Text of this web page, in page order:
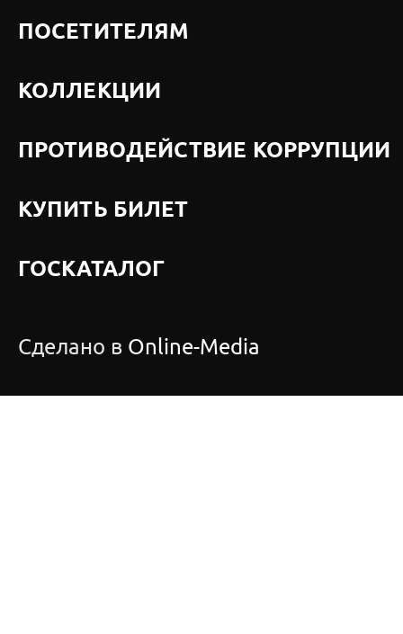
ПОСЕТИТЕЛЯМ
КОЛЛЕКЦИИ
ПРОТИВОДЕЙСТВИЕ КОРРУПЦИИ
КУПИТЬ БИЛЕТ
ГОСКАТАЛОГ
Сделано в Online-Media